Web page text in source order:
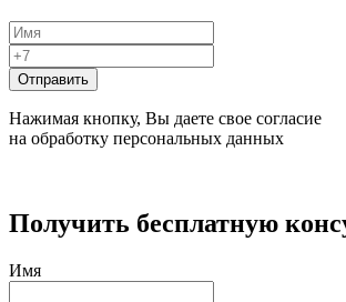
Нажимая кнопку, Вы даете свое согласие
на обработку персональных данных
Получить бесплатную
Имя